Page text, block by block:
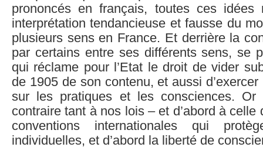
prononcés en français, toutes ces idées
interprétation tendancieuse et fausse du
plusieurs sens en France. Et derrière la
par certains entre ses différents sens, se
qui réclame pour l’Etat le droit de vider
de 1905 de son contenu, et aussi
sur les pratiques et les consciences. Or
contraire tant à nos lois – et d’abord à
conventions internationales qui
individuelles, et d’abord la liberté de